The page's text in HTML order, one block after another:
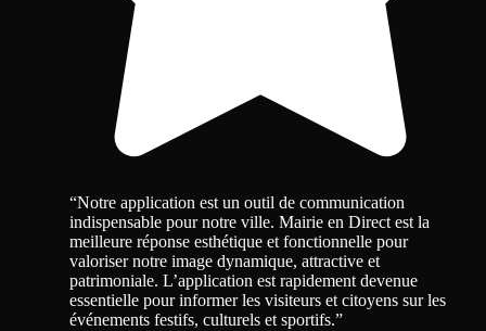
“Notre application est un outil de communication
indispensable pour notre ville. Mairie en Direct est la
meilleure réponse esthétique et fonctionnelle pour
valoriser notre image dynamique, attractive et
patrimoniale. L’application est rapidement devenue
essentielle pour informer les visiteurs et citoyens sur les
événements festifs, culturels et sportifs.”